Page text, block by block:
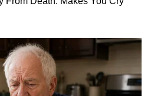
ಇಂಗ್ಲೆಂಡ್‌ ನೆಲದಲ್ಲಿ ಅಬ್ಬರಿಸಲು
ಪ್ರಕಟಿಸುತ್ತಿದೆ. ವೈಭವ್
ಡಿಮ್ಯಾಂಡ್ ಸೃಷ್ಟಿಸಿದ್ದಾರೆ